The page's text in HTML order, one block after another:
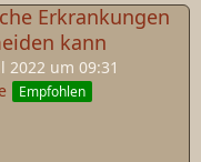
Erkrankungen
kann
2022 um 09:31
Empfohlen